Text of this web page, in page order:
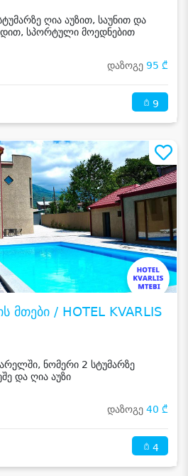
ღია აუზით, საუნით და
სპორტული მოედნებით
დაზოგე 95 ₾
9
მთები / HOTEL KVARLIS
ნომერი 2 სტუმარზე
და ღია აუზი
დაზოგე 40 ₾
4